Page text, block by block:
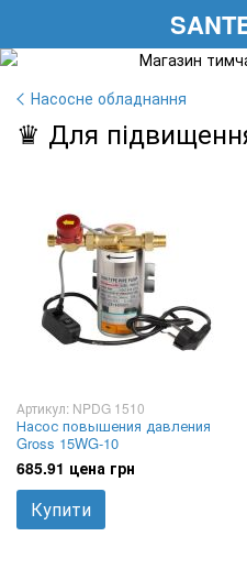
Насосне обладнання
♛ Для
Артикул: NPDG 1510
Насос повышения давления
Gross 15WG-10
685.91 цена грн
Купити